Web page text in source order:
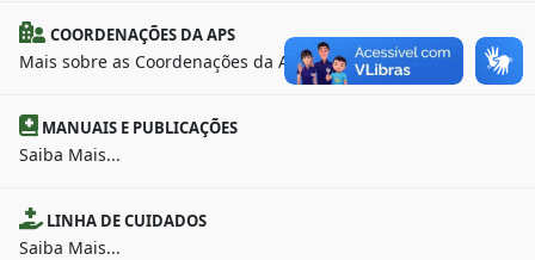
COORDENAÇÕES DA APS
Mais sobre as Coordenações da APS
MANUAIS E PUBLICAÇÕES
Saiba Mais...
LINHA DE CUIDADOS
Saiba Mais...